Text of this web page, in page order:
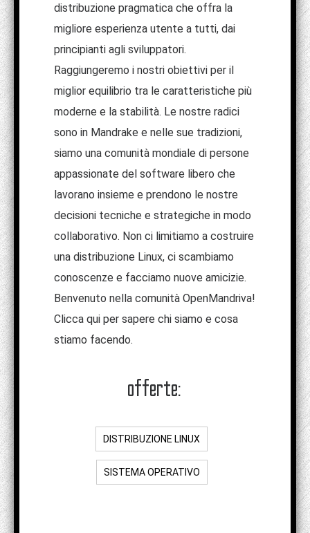
distribuzione pragmatica che offra la
migliore esperienza utente a tutti, dai
principianti agli sviluppatori.
Raggiungeremo i nostri obiettivi per il
miglior equilibrio tra le caratteristiche più
moderne e la stabilità. Le nostre radici
sono in Mandrake e nelle sue tradizioni,
siamo una comunità mondiale di persone
appassionate del software libero che
lavorano insieme e prendono le nostre
decisioni tecniche e strategiche in modo
collaborativo. Non ci limitiamo a costruire
una distribuzione Linux, ci scambiamo
conoscenze e facciamo nuove amicizie.
Benvenuto nella comunità OpenMandriva!
Clicca qui per sapere chi siamo e cosa
stiamo facendo.
offerte:
DISTRIBUZIONE LINUX
SISTEMA OPERATIVO